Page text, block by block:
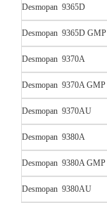
Desmopan 9365D
Desmopan 9365D GMP
Desmopan 9370A
Desmopan 9370A GMP
Desmopan 9370AU
Desmopan 9380A
Desmopan 9380A GMP
Desmopan 9380AU